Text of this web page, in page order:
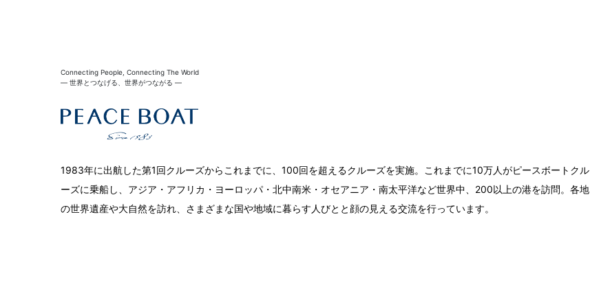
Connecting People, Connecting The World
― 世界とつなげる、世界がつながる ―
1983年に出航した第1回クルーズからこれまでに、100回を超えるクルーズを実施。これまでに10万人がピースボートクル
ーズに乗船し、アジア・アフリカ・ヨーロッパ・北中南米・オセアニア・南太平洋など世界中、200以上の港を訪問。各地
の世界遺産や大自然を訪れ、さまざまな国や地域に暮らす人びとと顔の見える交流を行っています。